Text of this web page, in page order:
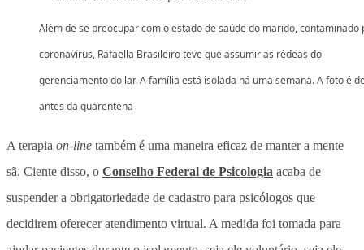
Além de se preocupar com o estado de saúde do marido, contaminado
coronavírus, Rafaella Brasileiro teve que assumir as rédeas do
gerenciamento do lar. A família está isolada há uma semana. A foto é
antes da quarentena
A terapia on-line também é uma maneira eficaz de manter a mente
sã. Ciente disso, o Conselho Federal de Psicologia acaba de
suspender a obrigatoriedade de cadastro para psicólogos que
decidirem oferecer atendimento virtual. A medida foi tomada para